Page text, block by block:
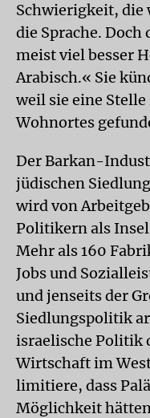
Schwierigkeit, die
die Sprache. Doch
meist viel besser
Arabisch.« Sie
weil sie eine
Wohnortes
Der Barkan-
jüdischen
wird von
Politikern als
Mehr als 160
Jobs und
und jenseits der
Siedlungspolitik
israelische Politik
Wirtschaft im
limitiere, dass
Möglichkeit